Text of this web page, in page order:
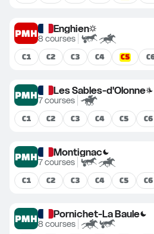
PMH Enghien
8 courses
C1 C2 C3 C4 C5 C
PMH Les Sables-d'Olonne
7courses
C1 C2 C3 C4 C5 C6
PMH Montignac
7courses
C1 C2 C3 C4 C5 C6
PMH Pornichet-La Baule
8 courses